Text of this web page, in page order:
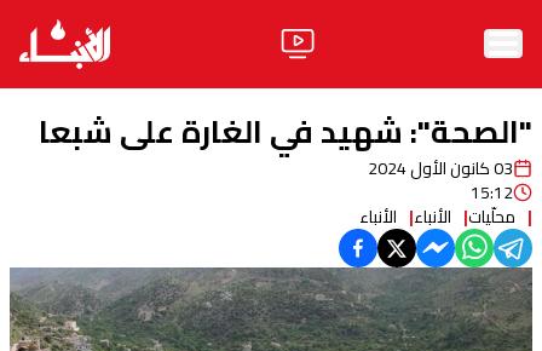
الأخبار
آراء
فيديو
مواقف
"الصحة": شهيد في الغارة على شبعا
03 كانون الأول 2024
15:12
محلّيات الأنباء الأنباء